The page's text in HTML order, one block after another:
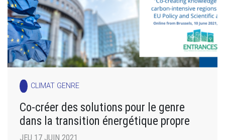
CLIMAT GENRE
Co-créer des solutions pour le genre
dans la transition énergétique propre
JEU 17 JUIN 2021